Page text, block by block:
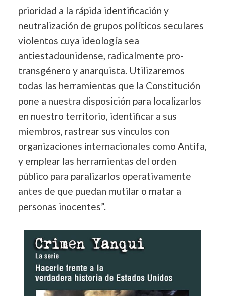
prioridad a la rápida identificación y
neutralización de grupos políticos seculares
violentos cuya ideología sea
antiestadounidense, radicalmente pro-
transgénero y anarquista. Utilizaremos
todas las herramientas que la Constitución
pone a nuestra disposición para localizarlos
en nuestro territorio, identificar a sus
miembros, rastrear sus vínculos con
organizaciones internacionales como Antifa,
y emplear las herramientas del orden
público para paralizarlos operativamente
antes de que puedan mutilar o matar a
personas inocentes”.